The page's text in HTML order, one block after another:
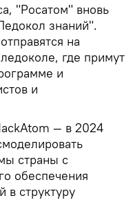
"Росатом" вновь
знаний".
на
где примут
и
и
— в 2024
страны с
обеспечения
структуру